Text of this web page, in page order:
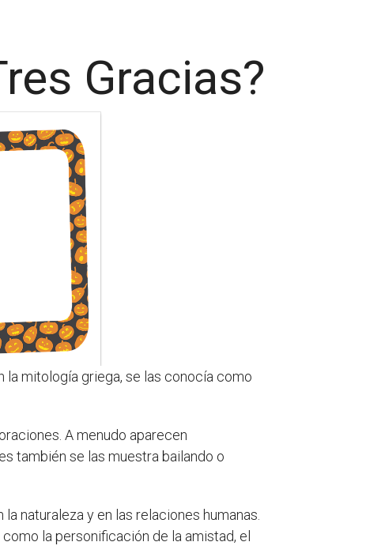
Gracias?
la mitología griega, se las conocía como
A menudo aparecen
también se las muestra bailando o
naturaleza y en las relaciones humanas.
la personificación de la amistad, el